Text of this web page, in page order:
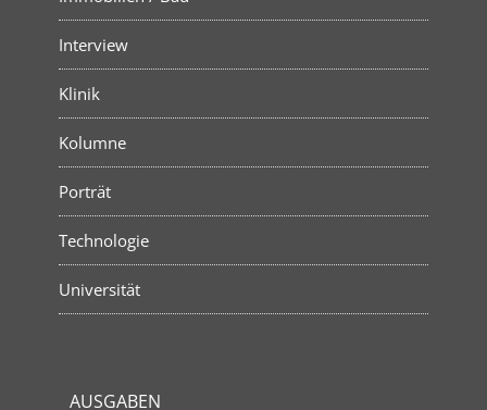
Interview
Klinik
Kolumne
Porträt
Technologie
Universität
AUSGABEN